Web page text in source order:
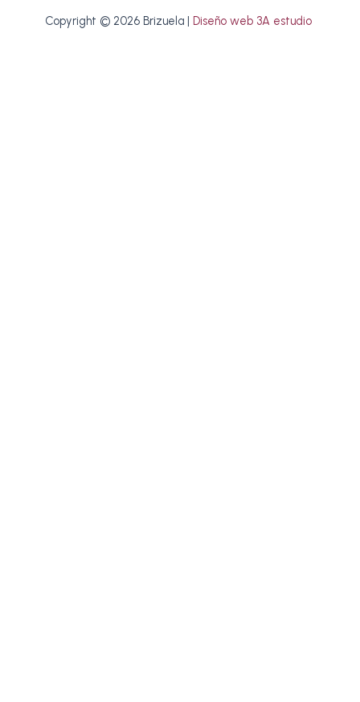
Copyright © 2026 Brizuela | Diseño web 3A estudio